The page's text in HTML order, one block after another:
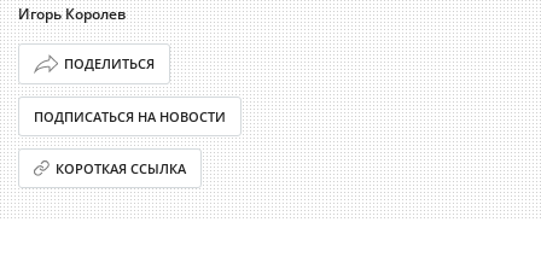
Игорь Королев
ПОДЕЛИТЬСЯ
ПОДПИСАТЬСЯ НА НОВОСТИ
КОРОТКАЯ ССЫЛКА